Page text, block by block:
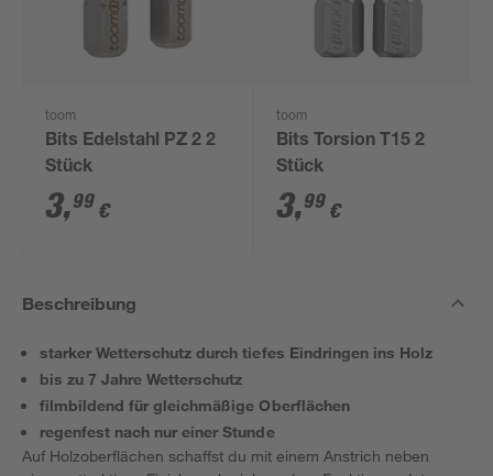
toom
Bits Edelstahl PZ 2 2
Stück
3,99 €
toom
Bits Torsion T15 2
Stück
3,99 €
Beschreibung
starker Wetterschutz durch tiefes Eindringen ins Holz
bis zu 7 Jahre Wetterschutz
filmbildend für gleichmäßige Oberflächen
regenfest nach nur einer Stunde
Auf Holzoberflächen schaffst du mit einem Anstrich neben